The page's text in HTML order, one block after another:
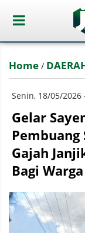
Home /
Senin, 18/05/2026
Gelar
Pembuang
Gajah
Bagi Warga